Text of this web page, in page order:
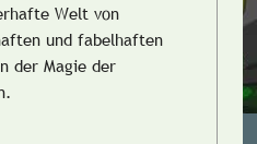
Welt von
und fabelhaften
der Magie der